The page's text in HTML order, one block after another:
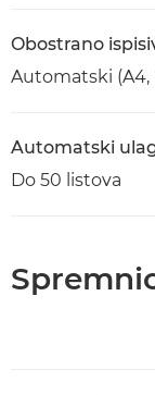
Obostrano
Automatski (A4,
Automatski
Do 50 listova